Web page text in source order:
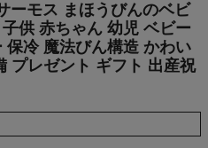
ーモス まほうびんのベビ
供 赤ちゃん 幼児 ベビー
保冷 魔法びん構造 かわい
プレゼント ギフト 出産祝